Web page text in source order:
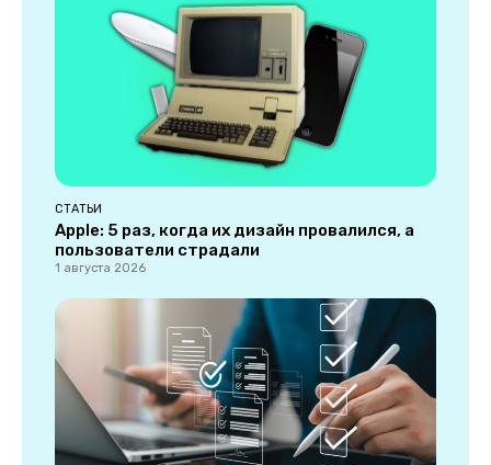
СТАТЬИ
Apple: 5 раз, когда их дизайн провалился, а
пользователи страдали
1 августа 2026